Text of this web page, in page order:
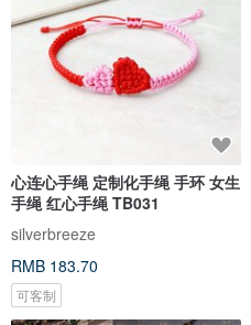
心连心手绳 定制化手绳 手环 女生
手绳 红心手绳 TB031
silverbreeze
RMB 183.70
可客制